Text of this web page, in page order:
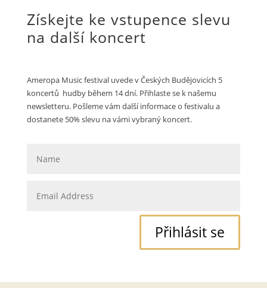
Získejte ke vstupence slevu
na další koncert
Ameropa Music festival uvede v Českých Budějovicích 5
koncertů hudby během 14 dní. Přihlaste se k našemu
newsletteru. Pošleme vám další informace o festivalu a
dostanete 50% slevu na vámi vybraný koncert.
Přihlásit se